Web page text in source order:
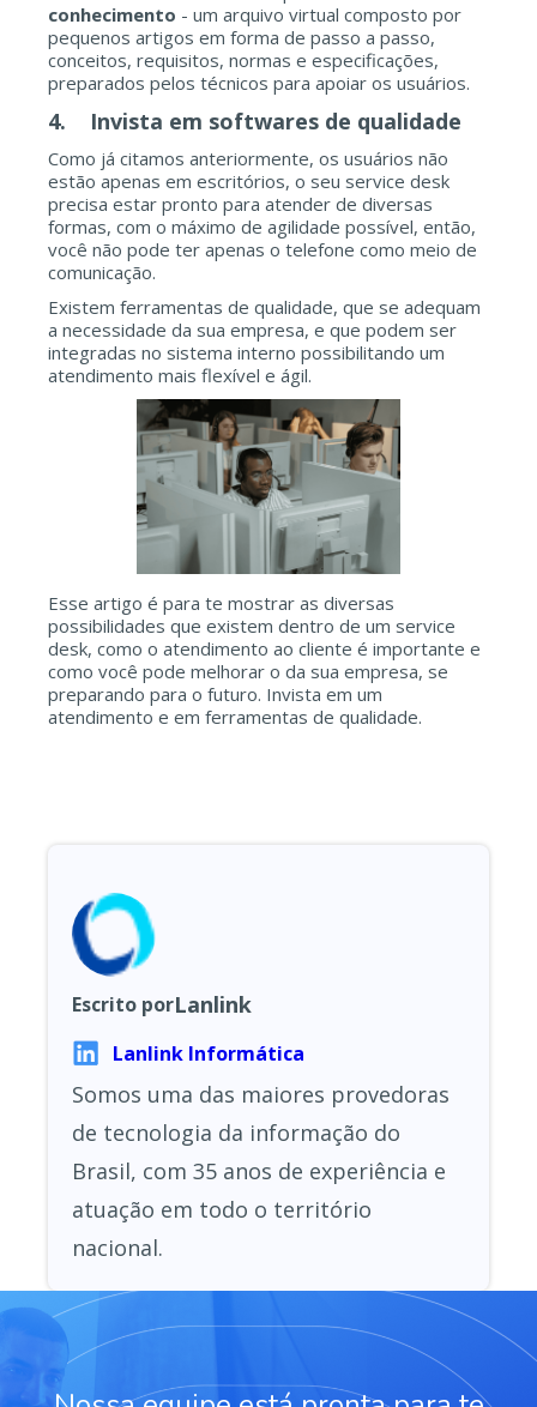
conhecimento - um arquivo virtual composto por
pequenos artigos em forma de passo a passo,
conceitos, requisitos, normas e especificações,
preparados pelos técnicos para apoiar os usuários.
4. Invista em softwares de qualidade
Como já citamos anteriormente, os usuários não
estão apenas em escritórios, o seu service desk
precisa estar pronto para atender de diversas
formas, com o máximo de agilidade possível, então,
você não pode ter apenas o telefone como meio de
comunicação.
Existem ferramentas de qualidade, que se adequam
a necessidade da sua empresa, e que podem ser
integradas no sistema interno possibilitando um
atendimento mais flexível e ágil.
Esse artigo é para te mostrar as diversas
possibilidades que existem dentro de um service
desk, como o atendimento ao cliente é importante e
como você pode melhorar o da sua empresa, se
preparando para o futuro. Invista em um
atendimento e em ferramentas de qualidade.
Escrito porLanlink
Lanlink Informática
Somos uma das maiores provedoras
de tecnologia da informação do
Brasil, com 35 anos de experiência e
atuação em todo o território
nacional.